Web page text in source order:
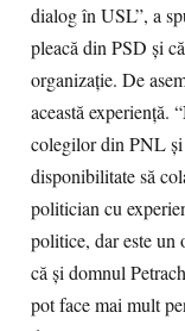
dialog în USL”, a
pleacă din PSD şi
organizaţie. De
această experienţă.
colegilor din PNL şi
disponibilitate să
politician cu
politice, dar este un
că şi domnul
pot face mai mult